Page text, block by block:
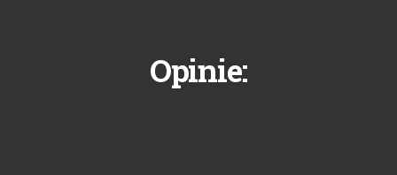
Opinie: